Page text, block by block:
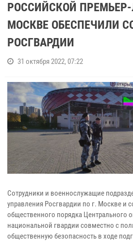
РОССИЙСКОЙ
МОСКВЕ ОБЕСПЕЧИЛИ
РОСГВАРДИИ
31 октября 2022, 07:22
Сотрудники и военнослужащие
управления Росгвардии по г. Москве и
общественного порядка Центрального
национальной гвардии совместно с
общественную безопасность в ходе